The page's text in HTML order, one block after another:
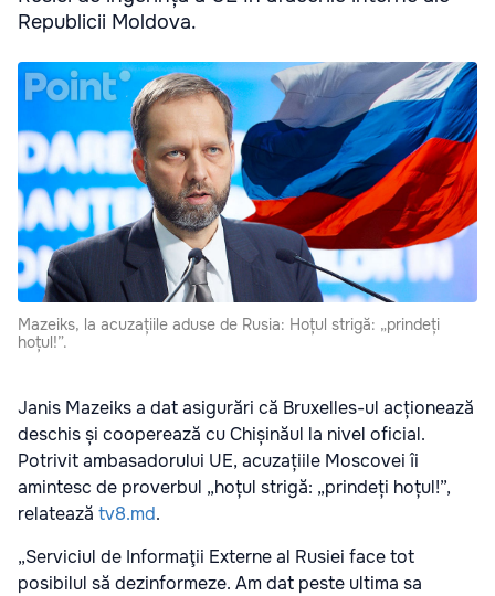
Republicii Moldova.
Mazeiks, la acuzațiile aduse de Rusia: Hoțul strigă: „prindeți
hoțul!”.
Janis Mazeiks a dat asigurări că Bruxelles-ul acționează
deschis și cooperează cu Chișinăul la nivel oficial.
Potrivit ambasadorului UE, acuzațiile Moscovei îi
amintesc de proverbul „hoțul strigă: „prindeți hoțul!”,
relatează tv8.md.
„Serviciul de Informaţii Externe al Rusiei face tot
posibilul să dezinformeze. Am dat peste ultima sa